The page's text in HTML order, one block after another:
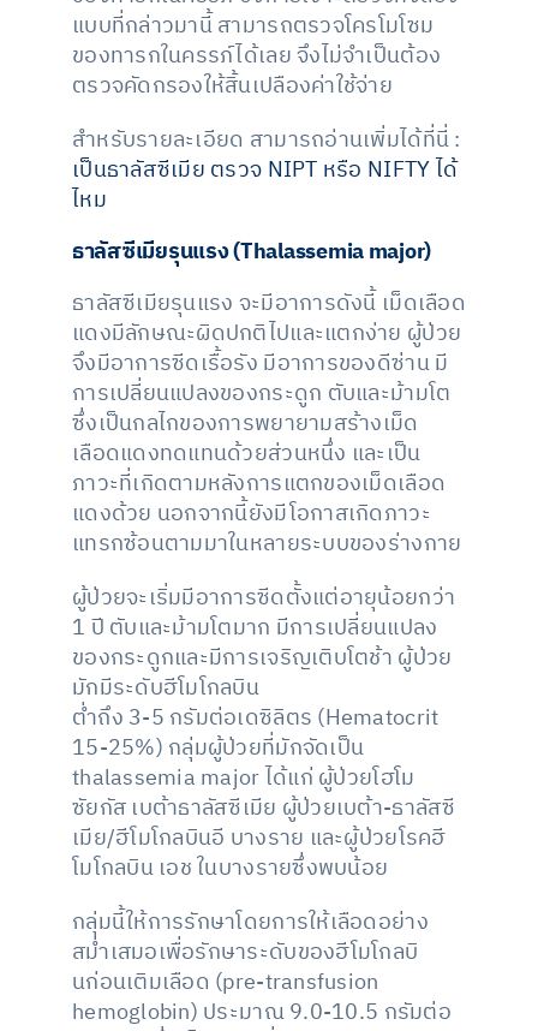
แบบที่กล่าวมานี้ สามารถตรวจโครโมโซม
ของทารกในครรภ์ได้เลย จึงไม่จำเป็นต้อง
ตรวจคัดกรองให้สิ้นเปลืองค่าใช้จ่าย
สำหรับรายละเอียด สามารถอ่านเพิ่มได้ที่นี่ :
เป็นธาลัสซีเมีย ตรวจ NIPT หรือ NIFTY ได้
ไหม
ธาลัสซีเมียรุนแรง (Thalassemia major)
ธาลัสซีเมียรุนแรง จะมีอาการดังนี้ เม็ดเลือด
แดงมีลักษณะผิดปกติไปและแตกง่าย ผู้ป่วย
จึงมีอาการซีดเรื้อรัง มีอาการของดีซ่าน มี
การเปลี่ยนแปลงของกระดูก ตับและม้ามโต
ซึ่งเป็นกลไกของการพยายามสร้างเม็ด
เลือดแดงทดแทนด้วยส่วนหนึ่ง และเป็น
ภาวะที่เกิดตามหลังการแตกของเม็ดเลือด
แดงด้วย นอกจากนี้ยังมีโอกาสเกิดภาวะ
แทรกซ้อนตามมาในหลายระบบของร่างกาย
ผู้ป่วยจะเริ่มมีอาการซีดตั้งแต่อายุน้อยกว่า
1 ปี ตับและม้ามโตมาก มีการเปลี่ยนแปลง
ของกระดูกและมีการเจริญเติบโตช้า ผู้ป่วย
มักมีระดับฮีโมโกลบิน
ต่ำถึง 3-5 กรัมต่อเดซิลิตร (Hematocrit
15-25%) กลุ่มผู้ป่วยที่มักจัดเป็น
thalassemia major ได้แก่ ผู้ป่วยโฮโม
ซัยกัส เบต้าธาลัสซีเมีย ผู้ป่วยเบต้า-ธาลัสซี
เมีย/ฮีโมโกลบินอี บางราย และผู้ป่วยโรคฮี
โมโกลบิน เอช ในบางรายซึ่งพบน้อย
กลุ่มนี้ให้การรักษาโดยการให้เลือดอย่าง
สม่ำเสมอเพื่อรักษาระดับของฮีโมโกลบิ
นก่อนเติมเลือด (pre-transfusion
hemoglobin) ประมาณ 9.0-10.5 กรัมต่อ